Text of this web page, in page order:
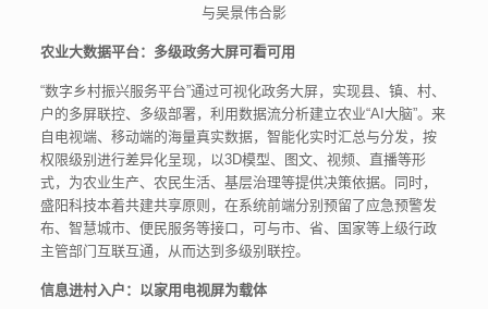
与吴景伟合影
农业大数据平台：多级政务大屏可看可用
“数字乡村振兴服务平台”通过可视化政务大屏，实现县、镇、村、
户的多屏联控、多级部署，利用数据流分析建立农业“AI大脑”。来
自电视端、移动端的海量真实数据，智能化实时汇总与分发，按
权限级别进行差异化呈现，以3D模型、图文、视频、直播等形
式，为农业生产、农民生活、基层治理等提供决策依据。同时，
盛阳科技本着共建共享原则，在系统前端分别预留了应急预警发
布、智慧城市、便民服务等接口，可与市、省、国家等上级行政
主管部门互联互通，从而达到多级别联控。
信息进村入户：以家用电视屏为载体